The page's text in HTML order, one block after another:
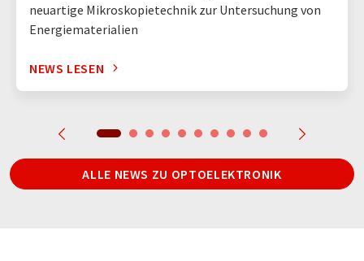
neuartige Mikroskopietechnik zur Untersuchung von
Energiematerialien
NEWS LESEN
ALLE NEWS ZU OPTOELEKTRONIK